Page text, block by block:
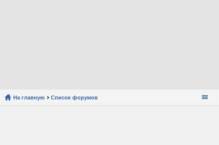
На главную Список форумов